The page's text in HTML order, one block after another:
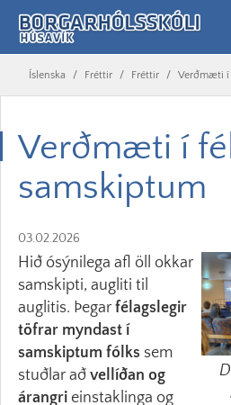
Íslenska / Fréttir / Fréttir / Verðmæti í
Verðmæti í
samskiptum
03.02.2026
Hið ósýnilega afl öll okkar
samskipti, augliti til
auglitis. Þegar félagslegir
töfrar myndast í
samskiptum fólks sem
stuðlar að vellíðan og
árangri einstaklinga og